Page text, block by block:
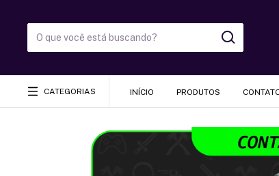
CATEGORIAS INÍCIO PRODUTOS